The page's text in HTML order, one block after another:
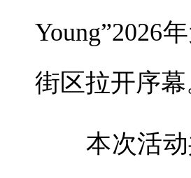
Young”2026
街区拉开序幕
本次活动